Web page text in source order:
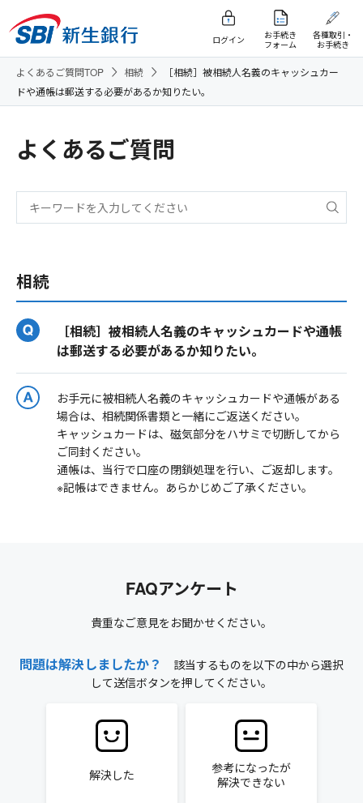
ログイン
お手続き
フォーム
各種取引・
お手続き
よくあるご質問TOP 相続
［相続］被相続人名義のキャッシュカー
ドや通帳は郵送する必要があるか知りたい。
よくあるご質問
相続
［相続］被相続人名義のキャッシュカードや通帳
は郵送する必要があるか知りたい。
お手元に被相続人名義のキャッシュカードや通帳がある
場合は、相続関係書類と一緒にご返送ください。
キャッシュカードは、磁気部分をハサミで切断してから
ご同封ください。
通帳は、当行で口座の閉鎖処理を行い、ご返却します。
※記帳はできません。あらかじめご了承ください。
FAQアンケート
貴重なご意見をお聞かせください。
問題は解決しましたか？
該当するものを以下の中から選択
して送信ボタンを押してください。
解決した
参考になったが
解決できない